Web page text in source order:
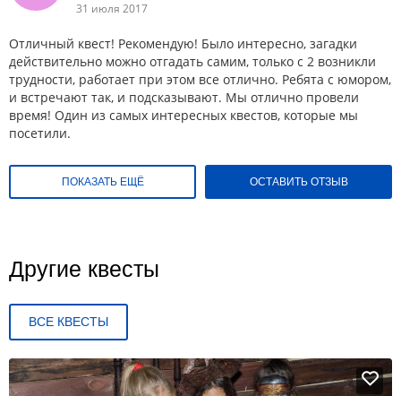
31 июля 2017
Отличный квест! Рекомендую! Было интересно, загадки
действительно можно отгадать самим, только с 2 возникли
трудности, работает при этом все отлично. Ребята с юмором,
и встречают так, и подсказывают. Мы отлично провели
время! Один из самых интересных квестов, которые мы
посетили.
ПОКАЗАТЬ ЕЩЁ ОСТАВИТЬ ОТЗЫВ
Другие квесты
ВСЕ КВЕСТЫ